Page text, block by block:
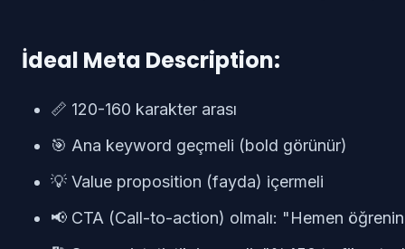
İdeal Meta Description:
📏 120-160 karakter arası
🎯 Ana keyword geçmeli (bold görünür)
💡 Value proposition (fayda) içermeli
📢 CTA (Call-to-action) olmalı: "Hemen